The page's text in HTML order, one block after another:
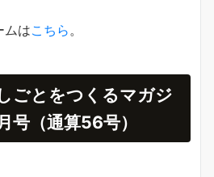
ムはこちら。
ごとをつくるマガジ
（通算56号）